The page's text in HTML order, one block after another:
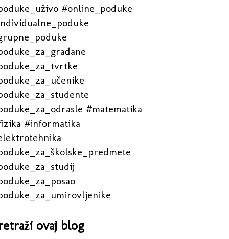
#online_poduke
#matematika
#informatika
ovaj blog